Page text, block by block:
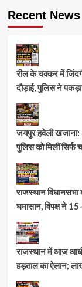
Recent News
रील के चक्कर में
दौड़ाई, पुलिस ने पकड़ा
जयपुर हवेली
पुलिस को मिलीं सिर्फ
राजस्थान विधानसभा
घमासान, विपक्ष ने
राजस्थान में आज आधी
हड़ताल का ऐलान;